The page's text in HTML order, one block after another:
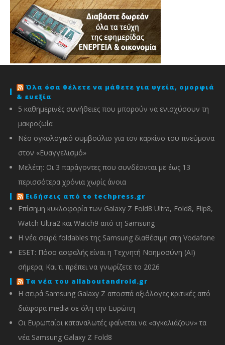
Όλα όσα θέλετε να μάθετε για υγεία, ομορφιά
& ευεξία
5 καθημερινές συνήθειες που μπορούν να ενισχύσουν τη
μακροζωία
Νέο ογκολογικό συμβούλιο για τον καρκίνο του πνεύμονα
στον «Ευαγγελισμό»
Μελέτη: Οι 3 παράγοντες που συνδέονται με έως 13
περισσότερα χρόνια χωρίς άνοια
Ειδήσεις από το techpress.gr
Επίσημη κυκλοφορία των Galaxy Z Fold8 Ultra, Fold8, Flip8,
Watch Ultra2 και Watch9 από τη Samsung
Η νέα σειρά foldables της Samsung διαθέσιμη στη Vodafone
ESET: Πόσο ασφαλής είναι η Τεχνητή Νοημοσύνη (AI)
σήμερα; Και τι πρέπει να γνωρίζετε το 2026
Τα νέα του allaboutandroid.gr
Η σειρά Samsung Galaxy Z αποσπά αξιόλογες κριτικές από
διάφορα media σε όλη την Ευρώπη
Οι Ευρωπαίοι καταναλωτές φαίνεται να «αγκαλιάζουν» τα
νέα Samsung Galaxy Z Fold8